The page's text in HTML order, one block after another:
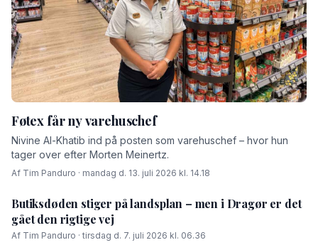
Føtex får ny varehuschef
Nivine Al-Khatib ind på posten som varehuschef – hvor hun
tager over efter Morten Meinertz.
Af Tim Panduro · mandag d. 13. juli 2026 kl. 14.18
Butiksdøden stiger på landsplan – men i Dragør er det
gået den rigtige vej
Af Tim Panduro · tirsdag d. 7. juli 2026 kl. 06.36